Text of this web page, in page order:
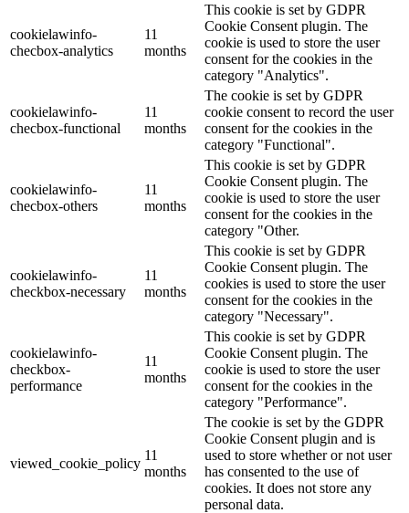
cookielawinfo-
checbox-analytics
11
months
This cookie is set by GDPR
Cookie Consent plugin. The
cookie is used to store the user
consent for the cookies in the
category "Analytics".
cookielawinfo-
checbox-functional
11
months
The cookie is set by GDPR
cookie consent to record the user
consent for the cookies in the
category "Functional".
cookielawinfo-
checbox-others
11
months
This cookie is set by GDPR
Cookie Consent plugin. The
cookie is used to store the user
consent for the cookies in the
category "Other.
cookielawinfo-
checkbox-necessary
11
months
This cookie is set by GDPR
Cookie Consent plugin. The
cookies is used to store the user
consent for the cookies in the
category "Necessary".
cookielawinfo-
checkbox-
performance
11
months
This cookie is set by GDPR
Cookie Consent plugin. The
cookie is used to store the user
consent for the cookies in the
category "Performance".
viewed_cookie_policy
11
months
The cookie is set by the GDPR
Cookie Consent plugin and is
used to store whether or not user
has consented to the use of
cookies. It does not store any
personal data.